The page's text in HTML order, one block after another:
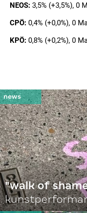
NEOS: 3,5% (+3,5%), 0
CPÖ: 0,4% (+0,0%), 0
KPÖ: 0,8% (+0,2%), 0
"walk of